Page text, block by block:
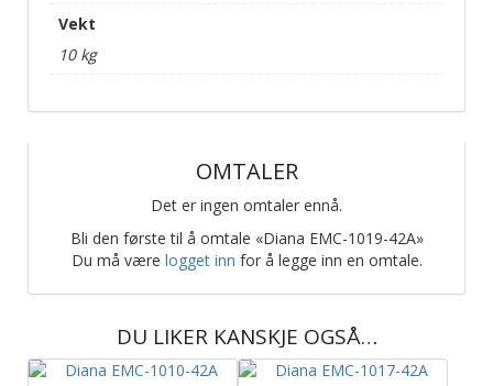
Vekt
10 kg
OMTALER
Det er ingen omtaler ennå.
Bli den første til å omtale «Diana EMC-1019-42A»
Du må være logget inn for å legge inn en omtale.
DU LIKER KANSKJE OGSÅ…